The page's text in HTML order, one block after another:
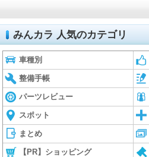
みんカラ 人気のカテゴリ
車種別
整備手帳
パーツレビュー
スポット
まとめ
【PR】ショッピング